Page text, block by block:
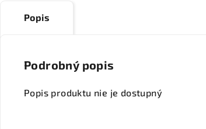
Popis
Podrobný popis
Popis produktu nie je dostupný